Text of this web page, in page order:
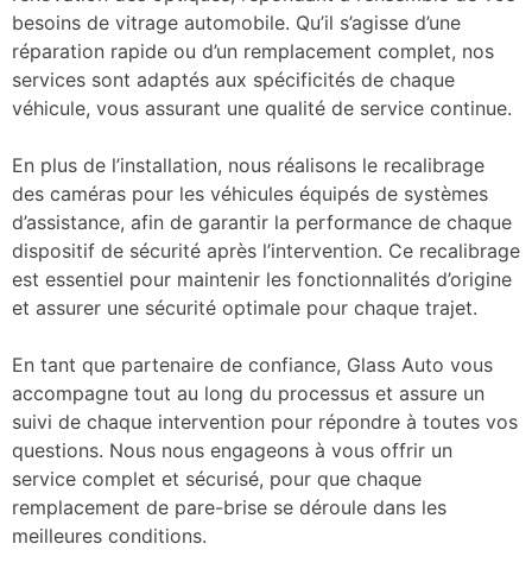
besoins de vitrage automobile. Qu’il s’agisse d’une
réparation rapide ou d’un remplacement complet, nos
services sont adaptés aux spécificités de chaque
véhicule, vous assurant une qualité de service continue.
En plus de l’installation, nous réalisons le recalibrage
des caméras pour les véhicules équipés de systèmes
d’assistance, afin de garantir la performance de chaque
dispositif de sécurité après l’intervention. Ce recalibrage
est essentiel pour maintenir les fonctionnalités d’origine
et assurer une sécurité optimale pour chaque trajet.
En tant que partenaire de confiance, Glass Auto vous
accompagne tout au long du processus et assure un
suivi de chaque intervention pour répondre à toutes vos
questions. Nous nous engageons à vous offrir un
service complet et sécurisé, pour que chaque
remplacement de pare-brise se déroule dans les
meilleures conditions.